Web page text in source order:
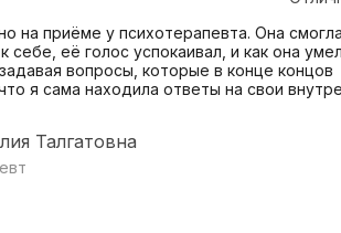
на приёме у психотерапевта. Она смогла
себе, её голос успокаивал, и как она
вопросы, которые в конце концов
я сама находила ответы на свои
Талгатовна